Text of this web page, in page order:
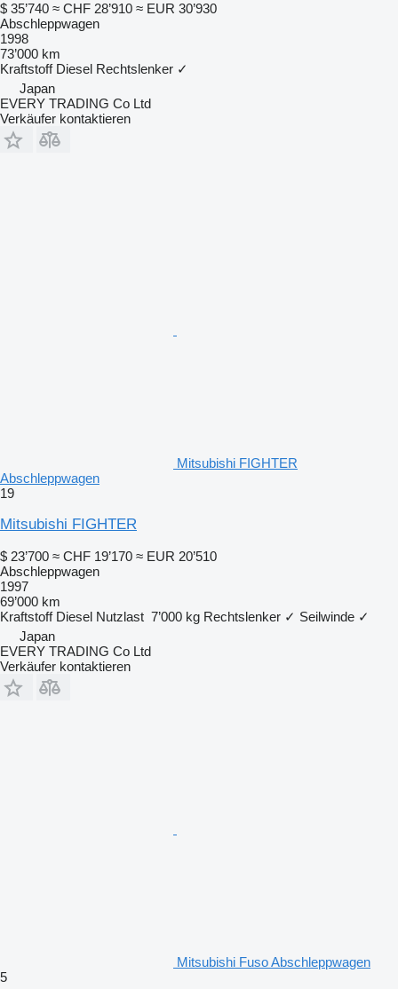
$ 35’740 ≈ CHF 28’910 ≈ EUR 30’930
Abschleppwagen
1998
73’000 km
Kraftstoff Diesel Rechtslenker ✓
Japan
EVERY TRADING Co Ltd
Verkäufer kontaktieren
Mitsubishi FIGHTER
Abschleppwagen
19
Mitsubishi FIGHTER
$ 23’700 ≈ CHF 19’170 ≈ EUR 20’510
Abschleppwagen
1997
69’000 km
Kraftstoff Diesel Nutzlast 7’000 kg Rechtslenker ✓ Seilwinde ✓
Japan
EVERY TRADING Co Ltd
Verkäufer kontaktieren
Mitsubishi Fuso Abschleppwagen
5